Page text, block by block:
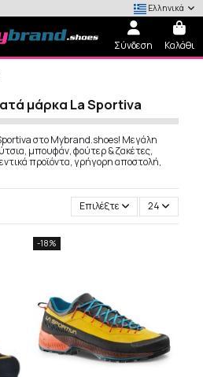
Ελληνικά
Σύνδεση Καλάθι
μάρκα La Sportiva
στο Mybrand.shoes! Μεγάλη
μπουφάν, φούτερ & ζακέτες,
προϊόντα, γρήγορη αποστολή,
Επιλέξτε 24
-18%